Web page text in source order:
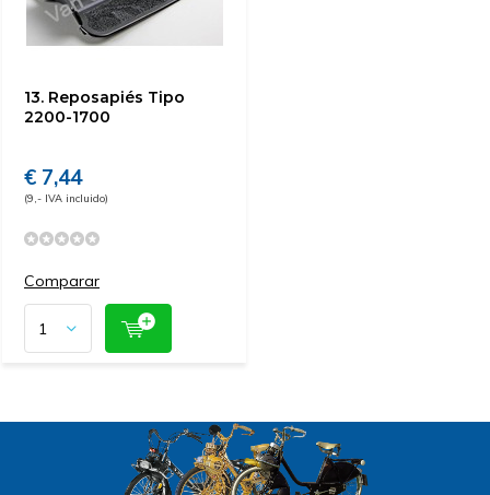
13. Reposapiés Tipo
2200-1700
€ 7,44
(9,- IVA incluido)
Comparar